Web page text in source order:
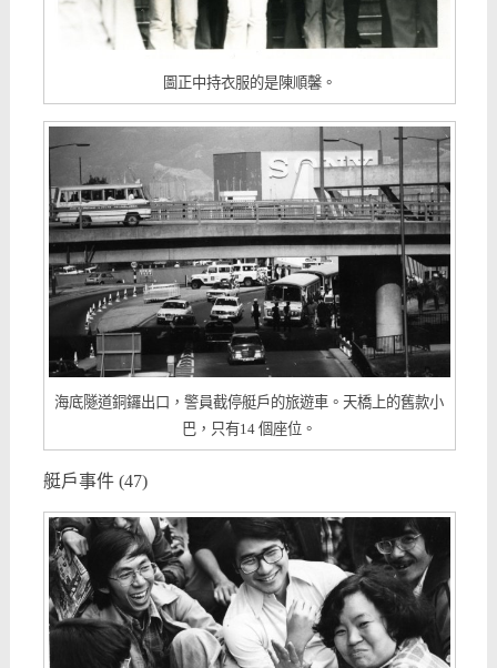
圖正中持衣服的是陳順馨。
海底隧道銅鑼出口，警員截停艇戶的旅遊車。天橋上的舊款小
巴，只有14 個座位。
艇戶事件 (47)